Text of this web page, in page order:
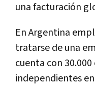
una facturación
En Argentina
tratarse de una
cuenta con
independientes